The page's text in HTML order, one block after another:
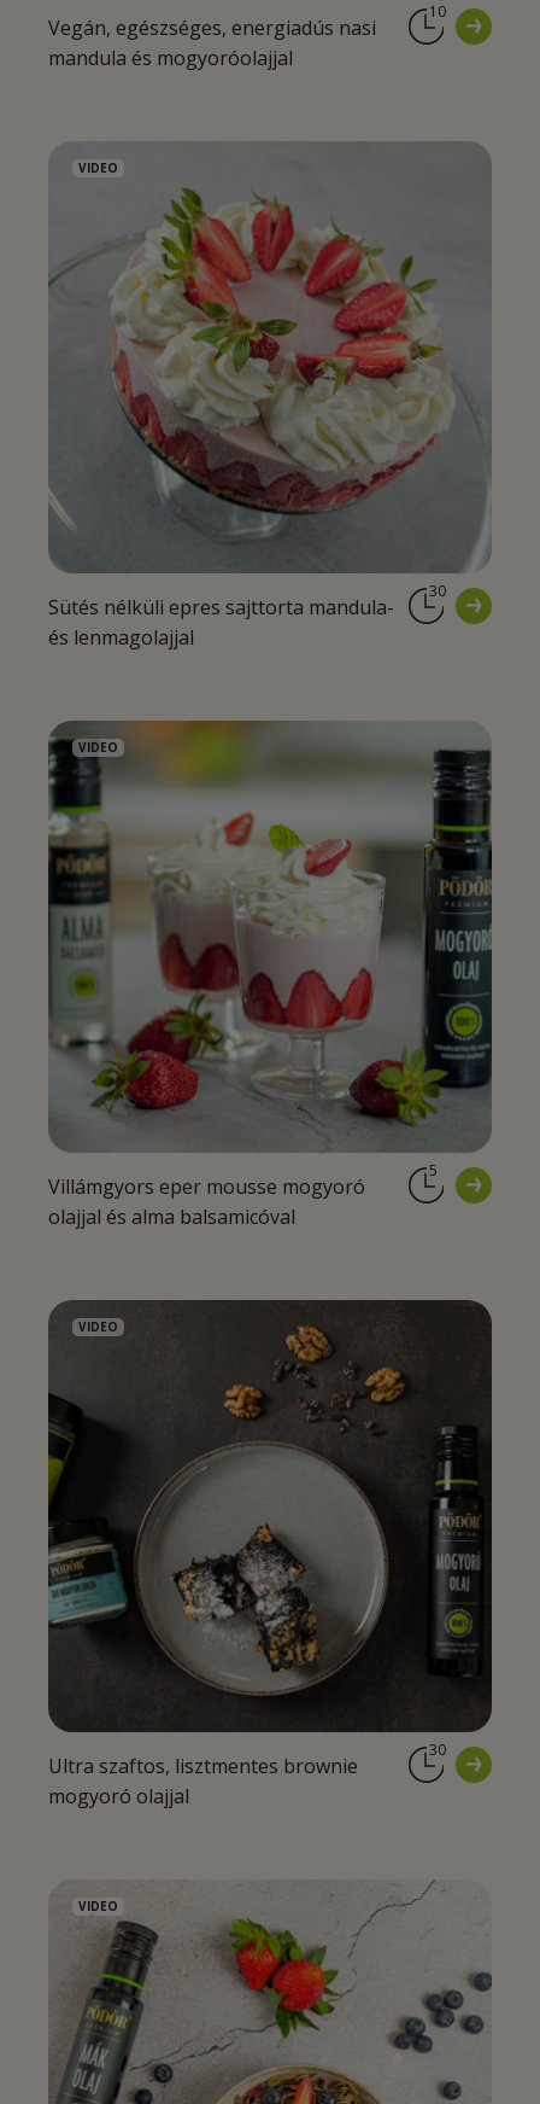
Vegán, egészséges, energiadús nasi
mandula és mogyoróolajjal
10
VIDEO
Sütés nélküli epres sajttorta mandula-
és lenmagolajjal
30
VIDEO
Villámgyors eper mousse mogyoró
olajjal és alma balsamicóval
5
VIDEO
Ultra szaftos, lisztmentes brownie
mogyoró olajjal
30
VIDEO